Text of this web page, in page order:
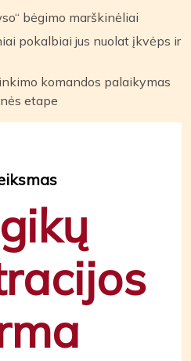
bėgimo marškinėliai
pokalbiai jus nuolat įkvėps ir
komandos palaikymas
etape